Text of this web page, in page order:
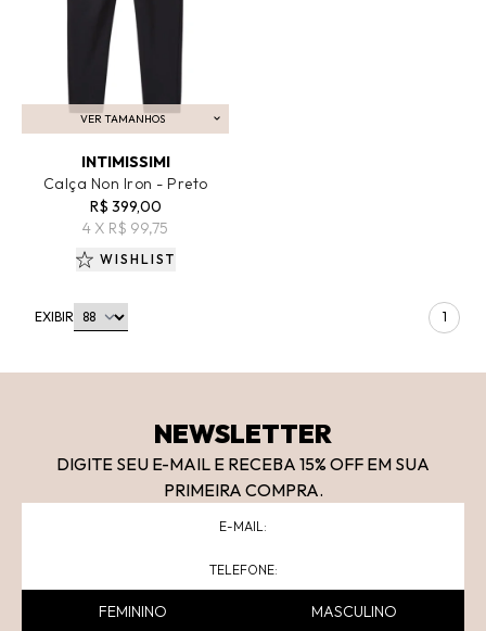
VER TAMANHOS
ADICIONAR AO CARRINHO
INTIMISSIMI
Calça Non Iron - Preto
R$ 399,00
4 X R$ 99,75
WISHLIST
EXIBIR 1
NEWSLETTER
DIGITE SEU E-MAIL E RECEBA 15% OFF EM SUA
PRIMEIRA COMPRA.
FEMININO MASCULINO